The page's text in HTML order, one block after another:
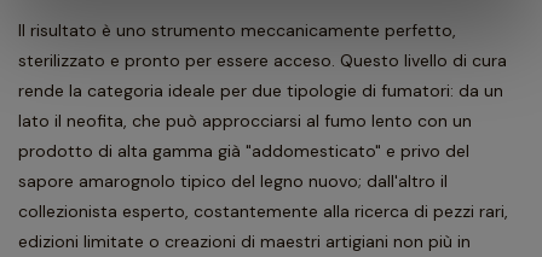
Il risultato è uno strumento meccanicamente perfetto,
sterilizzato e pronto per essere acceso. Questo livello di cura
rende la categoria ideale per due tipologie di fumatori: da un
lato il neofita, che può approcciarsi al fumo lento con un
prodotto di alta gamma già "addomesticato" e privo del
sapore amarognolo tipico del legno nuovo; dall'altro il
collezionista esperto, costantemente alla ricerca di pezzi rari,
edizioni limitate o creazioni di maestri artigiani non più in